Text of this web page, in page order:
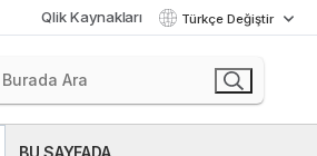
Qlik Kaynakları Türkçe Değiştir
BU SAYFADA